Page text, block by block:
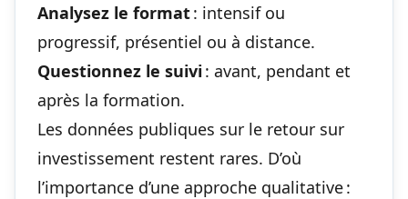
Analysez le format: intensif ou
progressif, présentiel ou à distance.
Questionnez le suivi: avant, pendant et
après la formation.
Les données publiques sur le retour sur
investissement restent rares. D’où
l’importance d’une approche qualitative :